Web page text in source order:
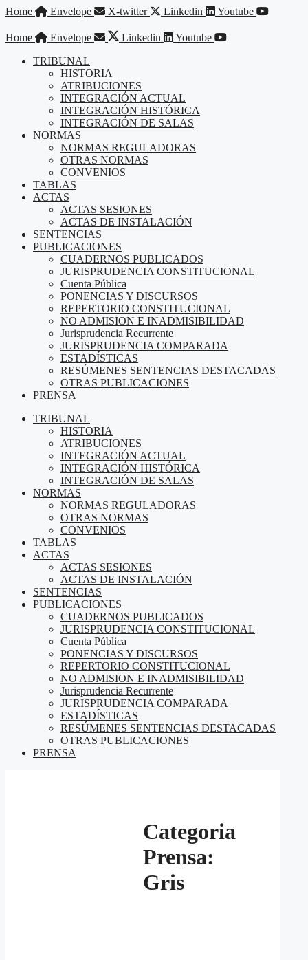
Saltar
contenido
Home Envelope X-twitter Linkedin Youtube
Home Envelope Linkedin
Youtube
TRIBUNAL
HISTORIA
ATRIBUCIONES
INTEGRACIÓN ACTUAL
INTEGRACIÓN HISTÓRICA
INTEGRACIÓN DE SALAS
NORMAS
NORMAS REGULADORAS
OTRAS NORMAS
CONVENIOS
TABLAS
ACTAS
ACTAS SESIONES
ACTAS DE INSTALACIÓN
SENTENCIAS
PUBLICACIONES
CUADERNOS PUBLICADOS
JURISPRUDENCIA CONSTITUCIONAL
Cuenta Pública
PONENCIAS Y DISCURSOS
REPERTORIO CONSTITUCIONAL
NO ADMISION E INADMISIBILIDAD
Jurisprudencia Recurrente
JURISPRUDENCIA COMPARADA
ESTADÍSTICAS
RESÚMENES SENTENCIAS DESTACADAS
OTRAS PUBLICACIONES
PRENSA
TRIBUNAL
HISTORIA
ATRIBUCIONES
INTEGRACIÓN ACTUAL
INTEGRACIÓN HISTÓRICA
INTEGRACIÓN DE SALAS
NORMAS
NORMAS REGULADORAS
OTRAS NORMAS
CONVENIOS
TABLAS
ACTAS
ACTAS SESIONES
ACTAS DE INSTALACIÓN
SENTENCIAS
PUBLICACIONES
CUADERNOS PUBLICADOS
JURISPRUDENCIA CONSTITUCIONAL
Cuenta Pública
PONENCIAS Y DISCURSOS
REPERTORIO CONSTITUCIONAL
NO ADMISION E INADMISIBILIDAD
Jurisprudencia Recurrente
JURISPRUDENCIA COMPARADA
ESTADÍSTICAS
RESÚMENES SENTENCIAS DESTACADAS
OTRAS PUBLICACIONES
PRENSA
Categoria
Prensa:
Gris